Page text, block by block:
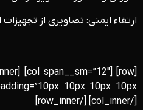
ارتقاء ایمنی: تصاویری از
[/col_inner] [/row_inner]